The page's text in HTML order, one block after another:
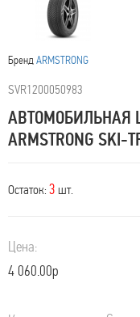
БрендARMSTRONG
SVR1200050983
АВТОМОБИЛЬНАЯ
ARMSTRONG SKI-
Остаток: 3 шт.
Цена:
4 060.00р